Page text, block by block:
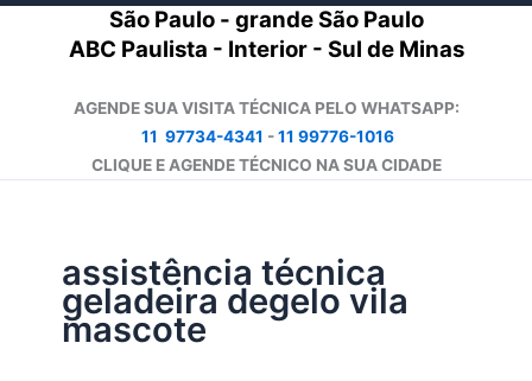
São Paulo - grande São Paulo
ABC Paulista - Interior - Sul de Minas
AGENDE SUA VISITA TÉCNICA PELO WHATSAPP:
11 97734-4341 -11 99776-1016
CLIQUE E AGENDE TÉCNICO NA SUA CIDADE
assistência técnica
geladeira degelo vila
mascote